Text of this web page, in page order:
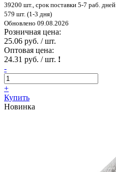
39200 шт., срок поставки 5-7 раб. дней
579 шт. (1-3 дня)
Обновлено 09.08.2026
Розничная цена:
25.06 руб. / шт.
Оптовая цена:
24.31 руб. / шт. !
-
+
Купить
Новинка